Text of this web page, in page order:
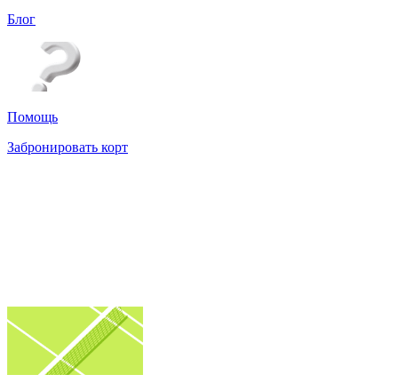
Блог
Помощь
Забронировать корт